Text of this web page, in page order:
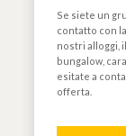
Se siete un
contatto con
nostri alloggi,
bungalow,
esitate a
offerta.